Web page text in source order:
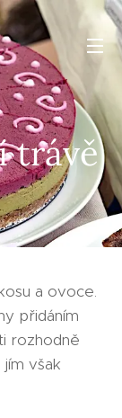
trávě
a ovoce.
přidáním
rozhodně
však